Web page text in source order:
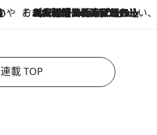
そおだよおこの関西おいしい、おやつ紀行
2026.8.9
［大阪府箕面市］一皿一皿目の前で仕上げられる、料理を巧みに組み込んだアシェットデセールコース「ミチル アシェット デセール（Michiru assiette dessert）」
連載 TOP